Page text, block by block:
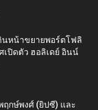
นหน้าขยายพอร์ตโฟลิ
เปิดตัว ฮอลิเดย์ อินน์
ฤกษ์พงศ์ (ยิปซี) และ